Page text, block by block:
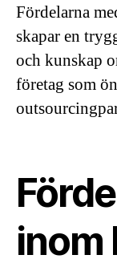
Fördelarna
skapar en
och kunskap
företag som
inom